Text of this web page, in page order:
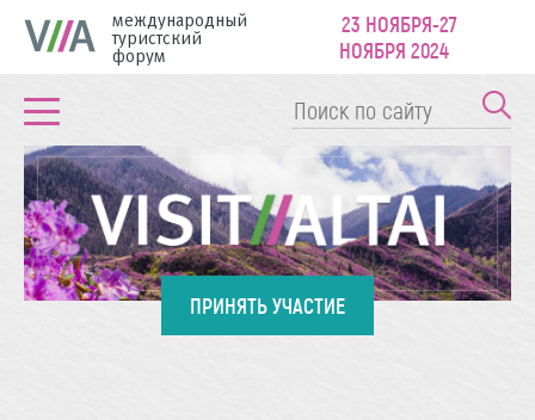
международный
туристский
форум
23 НОЯБРЯ-27
НОЯБРЯ 2024
ПРИНЯТЬ УЧАСТИЕ